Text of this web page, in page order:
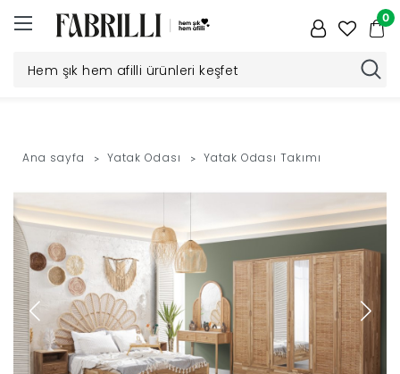
0
Paketi
Yatak
Odası
Yemek
Odası
Ana sayfa Yatak Odası Yatak Odası Takımı